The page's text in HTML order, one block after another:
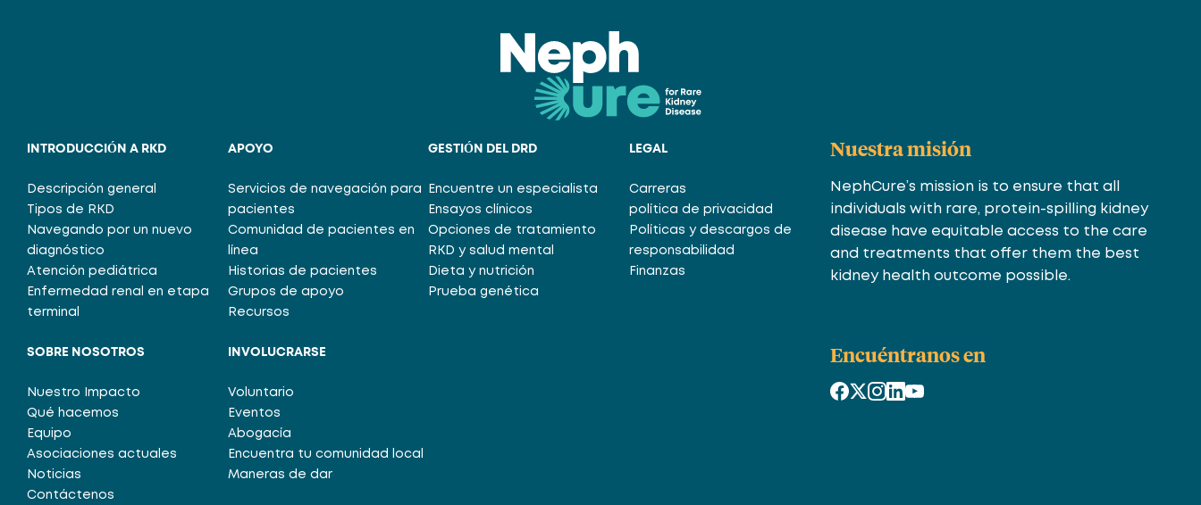
INTRODUCCIÓN A RKD
Descripción general
Tipos de RKD
Navegando por un nuevo
diagnóstico
Atención pediátrica
Enfermedad renal en etapa
terminal
APOYO
Servicios de navegación para
pacientes
Comunidad de pacientes en
línea
Historias de pacientes
Grupos de apoyo
Recursos
GESTIÓN DEL DRD
Encuentre un especialista
Ensayos clínicos
Opciones de tratamiento
RKD y salud mental
Dieta y nutrición
Prueba genética
LEGAL
Carreras
política de privacidad
Políticas y descargos de
responsabilidad
Finanzas
SOBRE NOSOTROS
Nuestro Impacto
Qué hacemos
Equipo
Asociaciones actuales
Noticias
Contáctenos
INVOLUCRARSE
Voluntario
Eventos
Abogacía
Encuentra tu comunidad local
Maneras de dar
Nuestra misión
NephCure’s mission is to ensure that all
individuals with rare, protein-spilling kidney
disease have equitable access to the care
and treatments that offer them the best
kidney health outcome possible.
Encuéntranos en